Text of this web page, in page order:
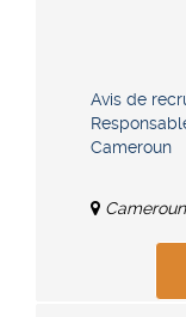
Avis de
Cameroun
Cameroun